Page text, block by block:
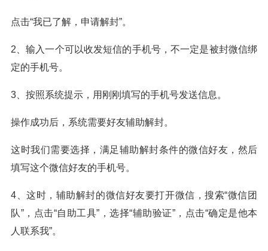
点击“我已了解，申请解封”。
2、输入一个可以收发短信的手机号，不一定是被封微信绑
定的手机号。
3、按照系统提示，用刚刚填写的手机号发送信息。
操作成功后，系统需要好友辅助解封。
这时我们需要选择，满足辅助解封条件的微信好友，然后
填写这个微信好友的手机号。
4、这时，辅助解封的微信好友要打开微信，搜索“微信团
队”，点击“自助工具”，选择“辅助验证”，点击“确定是他本
人联系我”。